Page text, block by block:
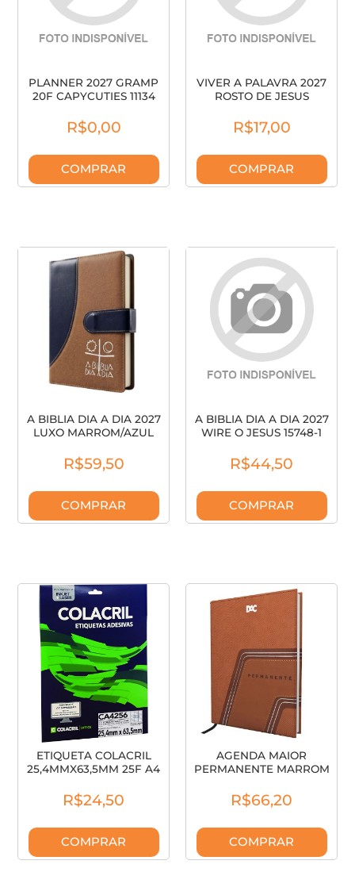
PLANNER 2027 GRAMP
20F CAPYCUTIES 11134
R$0,00
COMPRAR
VIVER A PALAVRA 2027
ROSTO DE JESUS
R$17,00
COMPRAR
A BIBLIA DIA A DIA 2027
LUXO MARROM/AZUL
R$59,50
COMPRAR
A BIBLIA DIA A DIA 2027
WIRE O JESUS 15748-1
R$44,50
COMPRAR
ETIQUETA COLACRIL
25,4MMX63,5MM 25F A4
R$24,50
COMPRAR
AGENDA MAIOR
PERMANENTE MARROM
R$66,20
COMPRAR